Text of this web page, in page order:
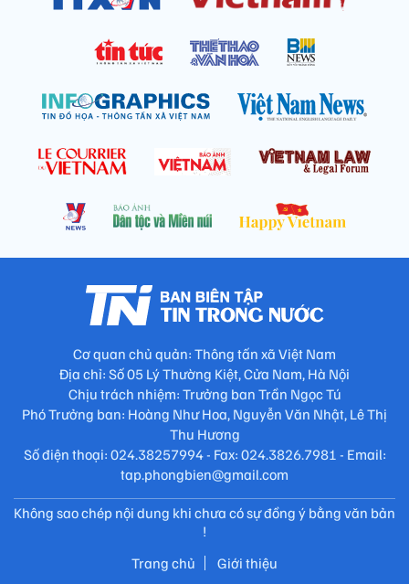
Cơ quan chủ quản: Thông tấn xã Việt Nam
Địa chỉ: Số 05 Lý Thường Kiệt, Cửa Nam, Hà Nội
Chịu trách nhiệm: Trưởng ban Trần Ngọc Tú
Phó Trưởng ban: Hoàng Như Hoa, Nguyễn Văn Nhật, Lê Thị
Thu Hương
Số điện thoại: 024.38257994 - Fax: 024.3826.7981 - Email:
tap.phongbien@gmail.com
Không sao chép nội dung khi chưa có sự đồng ý bằng văn bản
!
Trang chủ
Giới thiệu